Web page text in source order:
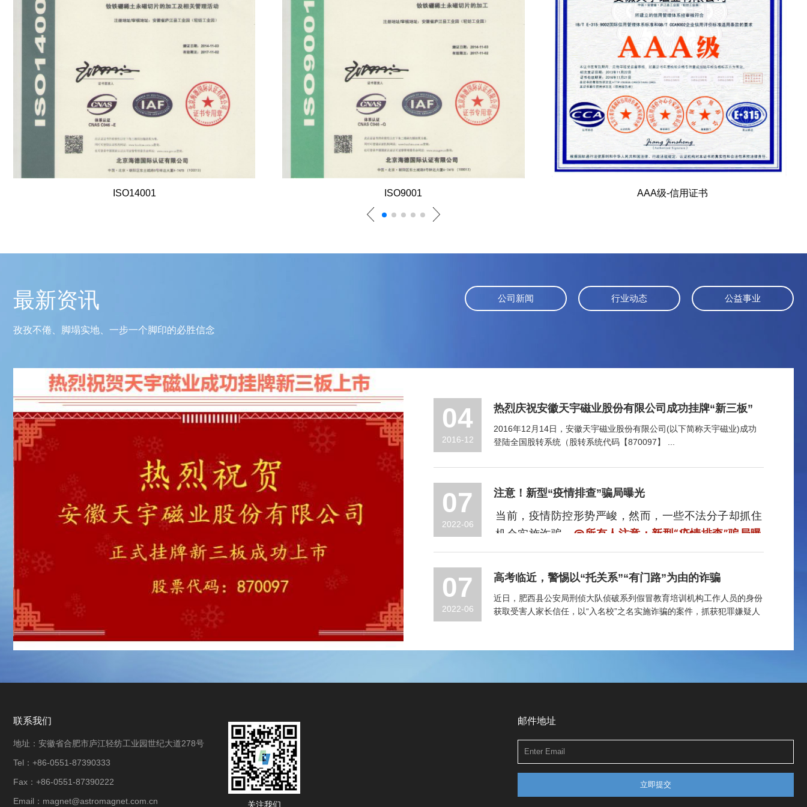
ISO14001 ISO9001 AAA级-信用证书
最新资讯
孜孜不倦、脚塌实地、一步一个脚印的必胜信念
公司新闻 行业动态 公益事业
04
2016-12
热烈庆祝安徽天宇磁业股份有限公司成功挂牌“新三板”
2016年12月14日，安徽天宇磁业股份有限公司(以下简称天宇磁业)成功
登陆全国股转系统（股转系统代码【870097】 ...
07
2022-06
注意！新型“疫情排查”骗局曝光
当前，疫情防控形势严峻， 然而， 一些不法分子却抓住
机会实施诈骗。 @所有人注意： 新型“疫情排查”骗局曝
光！
07
2022-06
高考临近，警惕以“托关系”“有门路”为由的诈骗
近日，肥西县公安局刑侦大队侦破系列假冒教育培训机构工作人员的身份
获取受害人家长信任，以“入名校”之名实施诈骗的案件，抓获犯罪嫌疑人
联系我们
地址：安徽省合肥市庐江轻纺工业园世纪大道278号
Tel：+86-0551-87390333
Fax：+86-0551-87390222
Email：magnet@astromagnet.com.cn
关注我们
邮件地址